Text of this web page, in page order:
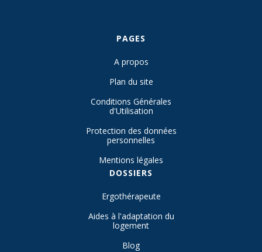
PAGES
A propos
Plan du site
Conditions Générales
d'Utilisation
Protection des données
personnelles
Mentions légales
DOSSIERS
Ergothérapeute
Aides à l'adaptation du
logement
Blog